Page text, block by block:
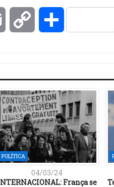
Email Copy Compartilhar
POLÍTICA
04/03/24
França se